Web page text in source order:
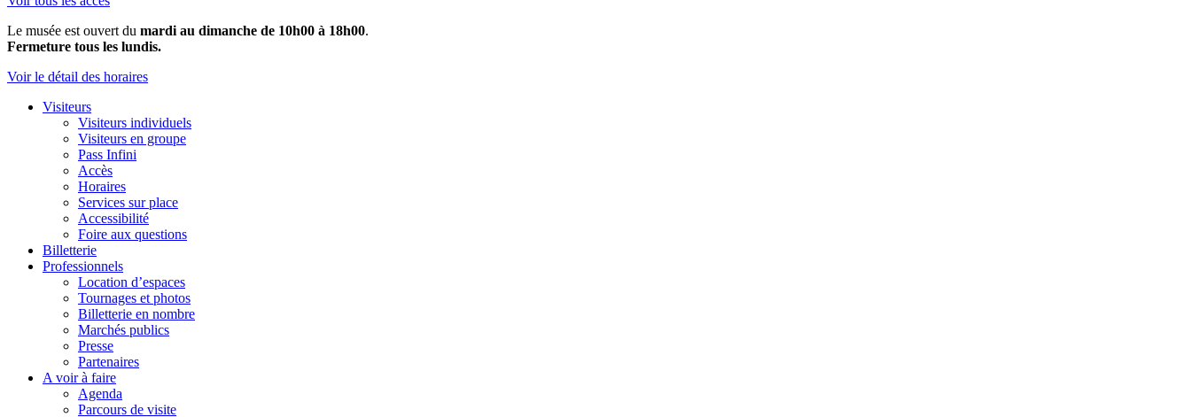
Le musée est ouvert du mardi au dimanche de 10h00 à 18h00.
Fermeture tous les lundis.
Voir le détail des horaires
Visiteurs
Visiteurs individuels
Visiteurs en groupe
Pass Infini
Accès
Horaires
Services sur place
Accessibilité
Foire aux questions
Billetterie
Professionnels
Location d’espaces
Tournages et photos
Billetterie en nombre
Marchés publics
Presse
Partenaires
A voir à faire
Agenda
Parcours de visite